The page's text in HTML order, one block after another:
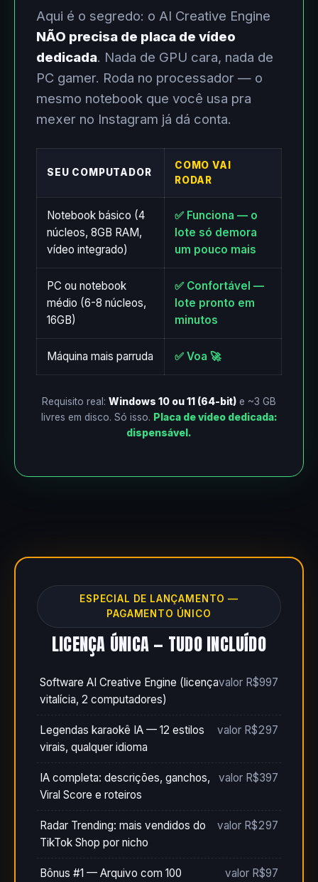
Aqui é o segredo: o AI Creative Engine
NÃO precisa de placa de vídeo
dedicada. Nada de GPU cara, nada de
PC gamer. Roda no processador — o
mesmo notebook que você usa pra
mexer no Instagram já dá conta.
SEU COMPUTADOR
COMO VAI
RODAR
Notebook básico (4
núcleos, 8GB RAM,
vídeo integrado)
✅ Funciona — o
lote só demora
um pouco mais
PC ou notebook
médio (6-8 núcleos,
16GB)
✅ Confortável —
lote pronto em
minutos
Máquina mais parruda ✅ Voa 🚀
Requisito real: Windows 10 ou 11 (64-bit) e ~3 GB
livres em disco. Só isso. Placa de vídeo dedicada:
dispensável.
ESPECIAL DE LANÇAMENTO —
PAGAMENTO ÚNICO
LICENÇA ÚNICA — TUDO INCLUÍDO
Software AI Creative Engine (licença
vitalícia, 2 computadores)
valor R$997
Legendas karaokê IA — 12 estilos
virais, qualquer idioma
valor R$297
IA completa: descrições, ganchos,
Viral Score e roteiros
valor R$397
Radar Trending: mais vendidos do
TikTok Shop por nicho
valor R$297
Bônus #1 — Arquivo com 100 valor R$97